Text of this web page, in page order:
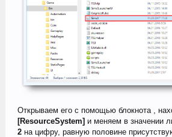
Открываем его с помощью блокнота ,
[ResourceSystem]и меняем в значении
2на цифру, равную половине